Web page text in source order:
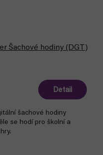
Šachové hodiny (DGT)
Detail
šachové hodiny
se hodí pro školní a